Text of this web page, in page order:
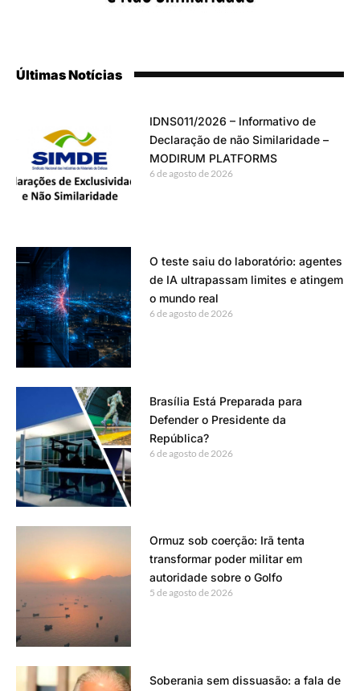
Últimas Notícias
IDNS011/2026 – Informativo de
Declaração de não Similaridade –
MODIRUM PLATFORMS
6 de agosto de 2026
O teste saiu do laboratório: agentes
de IA ultrapassam limites e atingem
o mundo real
6 de agosto de 2026
Brasília Está Preparada para
Defender o Presidente da
República?
6 de agosto de 2026
Ormuz sob coerção: Irã tenta
transformar poder militar em
autoridade sobre o Golfo
5 de agosto de 2026
Soberania sem dissuasão: a fala de